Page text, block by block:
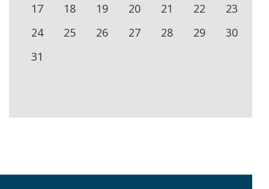
17
18 19 20 21 22
23
24
25 26 27 28 29
30
31